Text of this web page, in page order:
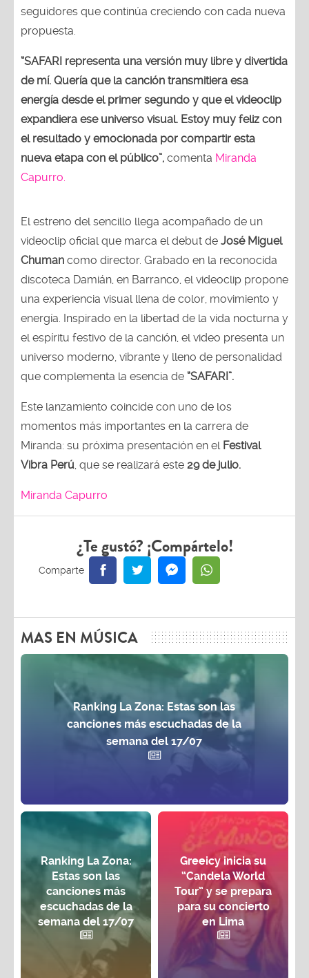
seguidores que continúa creciendo con cada nueva
propuesta.
“SAFARI representa una versión muy libre y divertida
de mí. Quería que la canción transmitiera esa
energía desde el primer segundo y que el videoclip
expandiera ese universo visual. Estoy muy feliz con
el resultado y emocionada por compartir esta
nueva etapa con el público”, comenta Miranda
Capurro.
El estreno del sencillo llega acompañado de un
videoclip oficial que marca el debut de José Miguel
Chuman como director. Grabado en la reconocida
discoteca Damián, en Barranco, el videoclip propone
una experiencia visual llena de color, movimiento y
energía. Inspirado en la libertad de la vida nocturna y
el espíritu festivo de la canción, el video presenta un
universo moderno, vibrante y lleno de personalidad
que complementa la esencia de “SAFARI”.
Este lanzamiento coincide con uno de los
momentos más importantes en la carrera de
Miranda: su próxima presentación en el Festival
Vibra Perú , que se realizará este 29 de julio.
Miranda Capurro
¿Te gustó? ¡Compártelo!
MAS EN MÚSICA
Ranking La Zona: Estas son las
canciones más escuchadas de la
semana del 17/07
Ranking La Zona:
Estas son las
canciones más
escuchadas de la
semana del 17/07
Greeicy inicia su
“Candela World
Tour” y se prepara
para su concierto
en Lima